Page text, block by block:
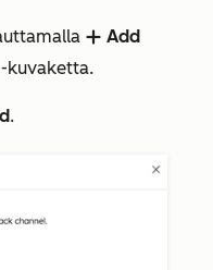
add Add
-kuvaketta.
.